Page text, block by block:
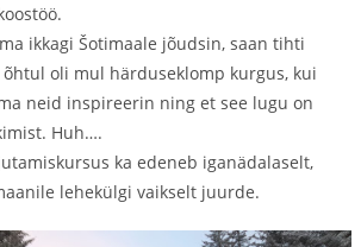
ikkagi Šotimaale jõudsin, saan tihti
õhtul oli mul härduseklomp kurgus, kui
neid inspireerin ning et see lugu on
Huh….
ka edeneb iganädalaselt,
lehekülgi vaikselt juurde.